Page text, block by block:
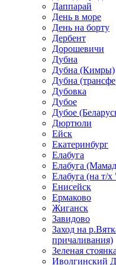
Даппарай
День в море
День на борту
Дербент
Дорошевичи
Дубна
Дубна (Кимры)
Дубна
Дубовка
Дубое
Дубое
Дюртюли
Ейск
Екатеринбург
Елабуга
Елабуга
Елабуга (на т/
Енисейск
Ермаково
Жиганск
Завидово
Заход на
причаливания)
Зеленая стоянка
Иволгинский